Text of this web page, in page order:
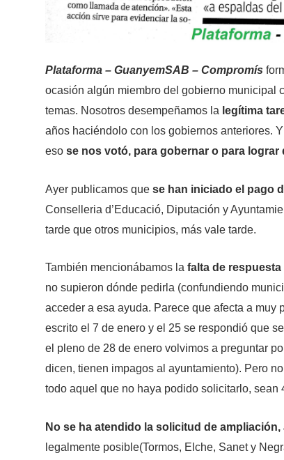
Plataforma – GuanyemSAB – Compromís
ocasión algún miembro del gobierno municipal
temas. Nosotros desempeñamos la legítima
años haciéndolo con los gobiernos anteriores.
eso se nos votó, para gobernar o para
Ayer publicamos que se han iniciado el pago
Conselleria d’Educació, Diputación y
tarde que otros municipios, más vale tarde.
También mencionábamos la falta de
no supieron dónde pedirla (confundiendo
acceder a esa ayuda. Parece que afecta a
escrito el 7 de enero y el 25 se respondió que
el pleno de 28 de enero volvimos a preguntar
dicen, tienen impagos al ayuntamiento). Pero
todo aquel que no haya podido solicitarlo,
No se ha atendido la solicitud de
legalmente posible(Tormos, Elche, Sanet y